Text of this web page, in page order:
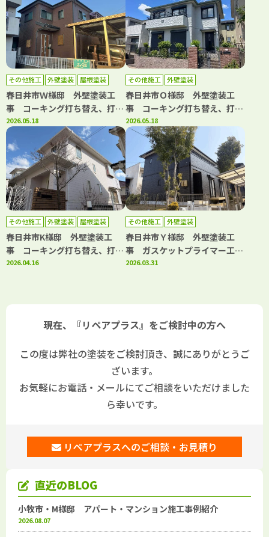
その他施工 外壁塗装 屋根塗装
春日井市Ｗ様邸 外壁塗装工
事 コーキング打ち替え、打ち
増し工事 屋根塗装工事 ベラ
ンダトップコート工事 その他
工事
2026.05.18
その他施工 外壁塗装
春日井市Ｏ様邸 外壁塗装工
事 コーキング打ち替え、打ち
増し工事 ガスケット工事 ベ
ランダトップコート工事
2026.05.18
その他施工 外壁塗装
屋根塗装
防水工事
春日井市K様邸 外壁塗装工
事 コーキング打ち替え、打ち
増し工事 屋根塗装工事 防水
2026.04.16
その他施工 外壁塗装
春日井市Ｙ様邸 外壁塗装工
事 ガスケットプライマー工
事 コーキング打ち替え・打ち
外機･室内機撤去処分工事
2026.03.31
現在、『リペアプラス』をご検討中の方へ
この度は弊社の塗装をご検討頂き、誠にありがとうご
ざいます。
お気軽にお電話・メールにてご相談をいただけました
ら幸いです。
リペアプラスへのご相談・お見積り
直近のBLOG
小牧市・M様邸 アパート・マンション施工事例紹介
2026.08.07